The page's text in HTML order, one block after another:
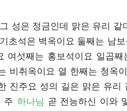
성은 정금인데 맑은 유리 같
초석은 벽옥이요 둘째는 남
여섯째는 홍보석이요 일곱째
비취옥이요 열 한째는 청옥
진주요 성의 길은 맑은 유리
주 하나님 곧 전능하신 이와